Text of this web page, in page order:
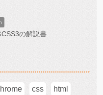
の解説書
css html